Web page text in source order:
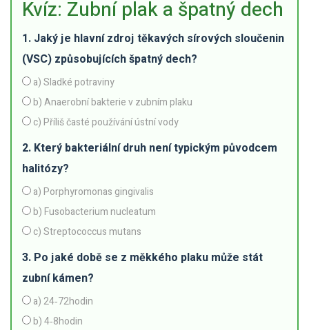
Kvíz: Zubní plak a špatný dech
1. Jaký je hlavní zdroj těkavých sírových sloučenin
(VSC) způsobujících špatný dech?
a) Sladké potraviny
b) Anaerobní bakterie v zubním plaku
c) Příliš časté používání ústní vody
2. Který bakteriální druh není typickým původcem
halitózy?
a) Porphyromonas gingivalis
b) Fusobacterium nucleatum
c) Streptococcus mutans
3. Po jaké době se z měkkého plaku může stát
zubní kámen?
a) 24‑72hodin
b) 4‑8hodin